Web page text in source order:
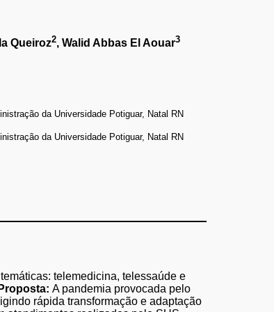
Queiroz2, Walid Abbas El Aouar3
da Universidade Potiguar, Natal RN
da Universidade Potiguar, Natal RN
telemedicina, telessaúde e
Proposta: A pandemia provocada pelo
rápida transformação e adaptação